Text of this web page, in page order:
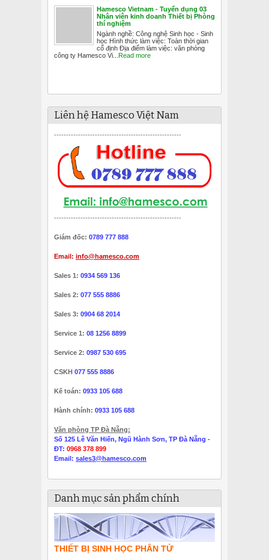
Hamesco Vietnam - Tuyển dụng 03
Nhân viên kinh doanh Thiết bị Phòng
thí nghiệm
Ngành nghề: Công nghệ Sinh học - Sinh
học Hình thức làm việc: Toàn thời gian
cố định Địa điểm làm việc: văn phòng
công ty Hamesco Vi... Read more
Liên hệ Hamesco Việt Nam
-----------------------------------------------------
-----------------------------------------------------
Giám đốc: 0789 777 888
Email: info@hamesco.com
Sales 1: 0934 569 136
Sales 2: 077 555 8886
Sales 3: 0904 68 2014
Service 1: 08 1256 8899
Service 2: 0987 530 695
CSKH 077 555 8886
Kế toán: 0933 105 688
Hành chính: 0933 105 688
Văn phòng TP Đà Nẵng:
Số 125 Lê Văn Hiến, Ngũ Hành Sơn, TP Đà Nẵng -
ĐT: 0968 378 899
Email: sales3@hamesco.com
Danh mục sản phẩm chính
THIẾT BỊ SINH HỌC PHÂN TỬ